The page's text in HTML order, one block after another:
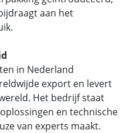
aan het
in Nederland
export en levert
Het bedrijf staat
en technische
van experts maakt.